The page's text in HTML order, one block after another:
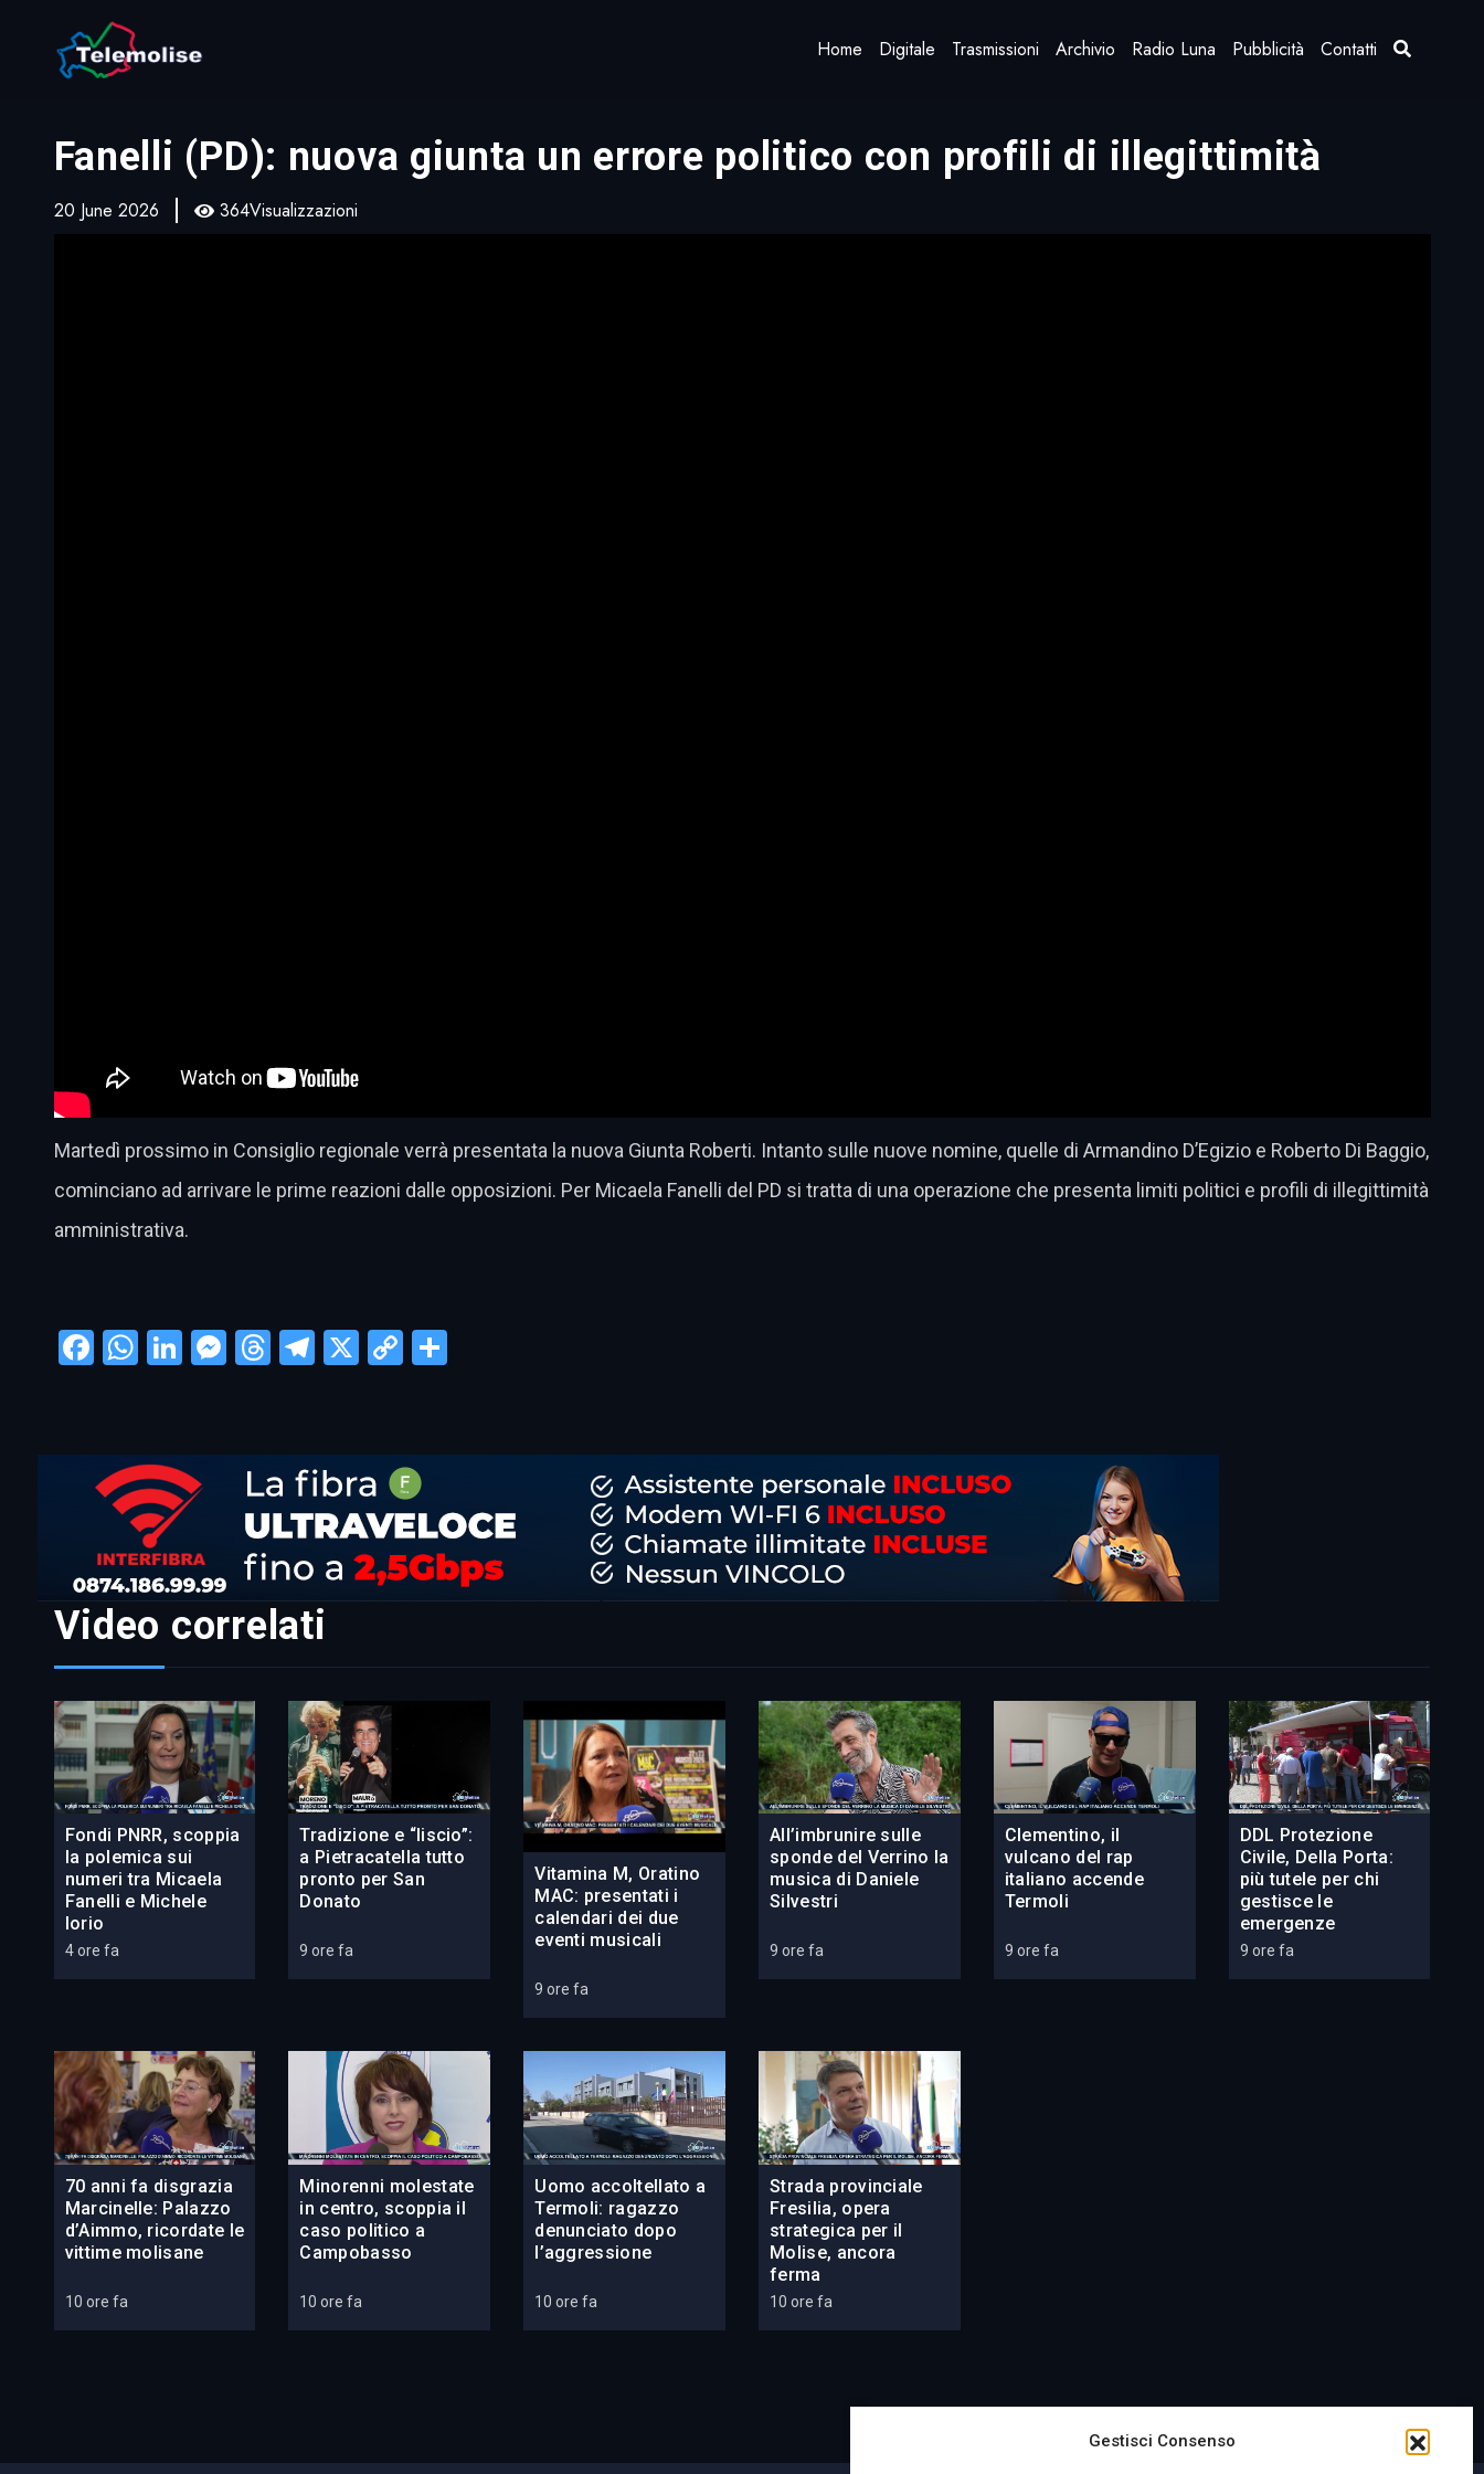
Gestisci Consenso
Home Digitale Trasmissioni Archivio Radio Luna Pubblicità Contatti
Fanelli (PD): nuova giunta un errore politico con profili di illegittimità
20 June 2026 364Visualizzazioni
Martedì prossimo in Consiglio regionale verrà presentata la nuova Giunta Roberti. Intanto sulle nuove nomine, quelle di Armandino D’Egizio e Roberto Di Baggio,
cominciano ad arrivare le prime reazioni dalle opposizioni. Per Micaela Fanelli del PD si tratta di una operazione che presenta limiti politici e profili di illegittimità
amministrativa.
Facebook
WhatsApp
LinkedIn
Messenger
Threads
Telegram
X CopyCondividi
Video correlati
Fondi PNRR, scoppia
la polemica sui
numeri tra Micaela
Fanelli e Michele
Iorio
4 ore fa
Tradizione e “liscio”:
a Pietracatella tutto
pronto per San
Donato
9 ore fa
Vitamina M, Oratino
MAC: presentati i
calendari dei due
eventi musicali
9 ore fa
All’imbrunire sulle
sponde del Verrino la
musica di Daniele
Silvestri
9 ore fa
Clementino, il
vulcano del rap
italiano accende
Termoli
9 ore fa
DDL Protezione
Civile, Della Porta:
più tutele per chi
gestisce le
emergenze
9 ore fa
70 anni fa disgrazia
Marcinelle: Palazzo
d’Aimmo, ricordate le
vittime molisane
10 ore fa
Minorenni molestate
in centro, scoppia il
caso politico a
Campobasso
10 ore fa
Uomo accoltellato a
Termoli: ragazzo
denunciato dopo
l’aggressione
10 ore fa
Strada provinciale
Fresilia, opera
strategica per il
Molise, ancora
ferma
10 ore fa